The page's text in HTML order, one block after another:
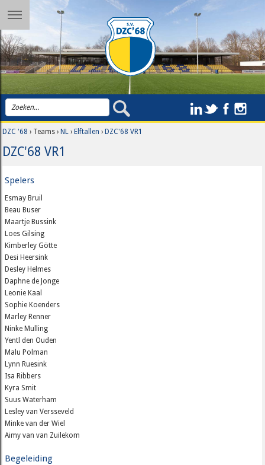
DZC '68 › Teams ›NL ›Elftallen ›DZC'68 VR1
DZC'68 VR1
Spelers
Esmay Bruil
Beau Buser
Maartje Bussink
Loes Gilsing
Kimberley Götte
Desi Heersink
Desley Helmes
Daphne de Jonge
Leonie Kaal
Sophie Koenders
Marley Renner
Ninke Mulling
Yentl den Ouden
Malu Polman
Lynn Ruesink
Isa Ribbers
Kyra Smit
Suus Waterham
Lesley van Versseveld
Minke van der Wiel
Aimy van van Zuilekom
Begeleiding